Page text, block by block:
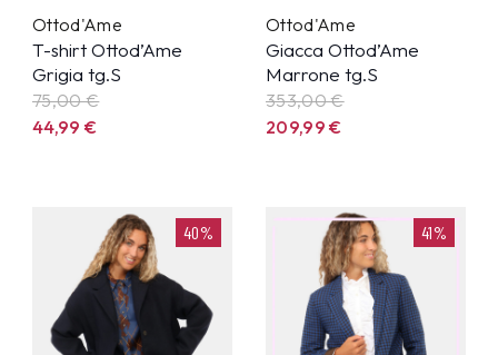
Ottod'Ame
T-shirt Ottod’Ame
Grigia tg.S
75,00 €
44,99€
Ottod'Ame
Giacca Ottod’Ame
Marrone tg.S
353,00 €
209,99€
40% 41%